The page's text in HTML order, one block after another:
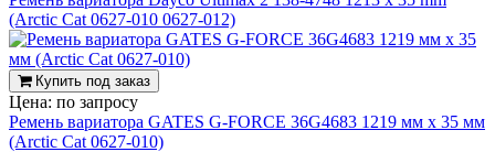
(Arctic Cat 0627-010 0627-012)
Купить под заказ
Цена: по запросу
Ремень вариатора GATES G-FORCE 36G4683 1219 мм х 35 мм
(Arctic Cat 0627-010)